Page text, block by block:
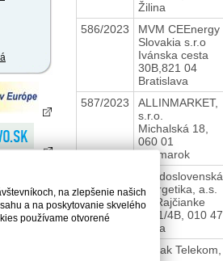
Žilina
586/2023
MVM CEEnergy
Slovakia s.r.o
Ivánska cesta
30B,821 04
Bratislava
587/2023
ALLINMARKET,
s.r.o.
Michalská 18,
060 01
Kežmarok
Stredoslovenská
energetika, a.s.
Pri Rajčianke
8591/4B, 010 47
Žilina
Slovak Telekom,
na zlepšenie našich
a na poskytovanie skvelého
používame otvorené